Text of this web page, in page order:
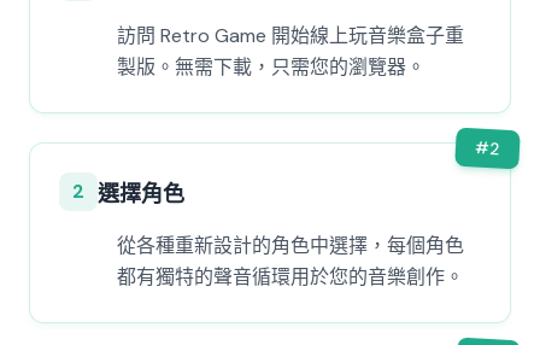
訪問 Retro Game 開始線上玩音樂盒子重
製版。無需下載，只需您的瀏覽器。
#2
2 選擇角色
從各種重新設計的角色中選擇，每個角色
都有獨特的聲音循環用於您的音樂創作。